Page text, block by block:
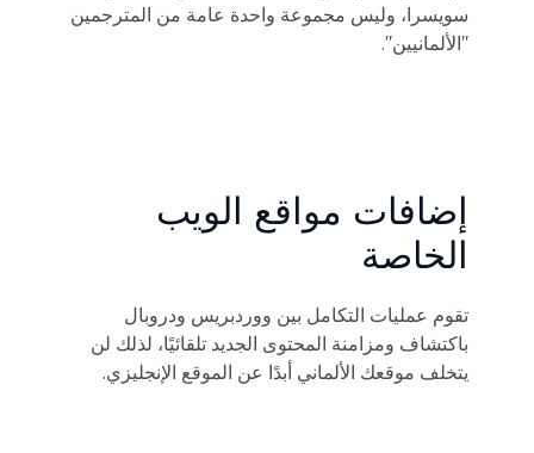
سويسرا، وليس مجموعة واحدة عامة من المترجمين
"الألمانيين".
إضافات مواقع الويب
الخاصة
تقوم عمليات التكامل بين ووردبريس ودروبال
باكتشاف ومزامنة المحتوى الجديد تلقائيًا، لذلك لن
يتخلف موقعك الألماني أبدًا عن الموقع الإنجليزي.